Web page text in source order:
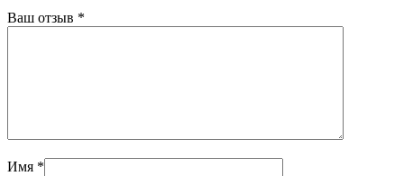
Ваш отзыв *
Имя *